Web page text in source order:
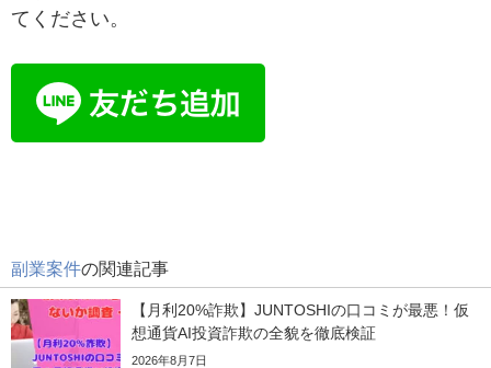
てください。
副業案件の関連記事
【月利20%詐欺】JUNTOSHIの口コミが最悪！仮
想通貨AI投資詐欺の全貌を徹底検証
2026年8月7日